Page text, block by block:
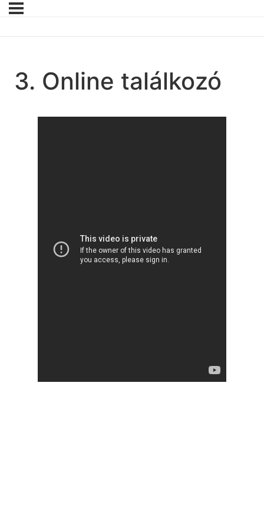
3. Online találkozó